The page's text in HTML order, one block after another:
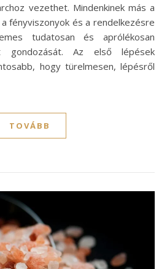
vezethet. Mindenkinek más a
fényviszonyok és a rendelkezésre
tudatosan és aprólékosan
gondozását. Az első lépések
hogy türelmesen, lépésről
TOVÁBB